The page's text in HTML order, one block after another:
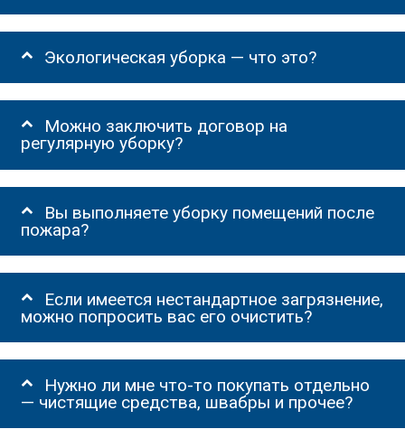
Экологическая уборка — что это?
Можно заключить договор на
регулярную уборку?
Вы выполняете уборку помещений после
пожара?
Если имеется нестандартное загрязнение,
можно попросить вас его очистить?
Нужно ли мне что-то покупать отдельно
— чистящие средства, швабры и прочее?